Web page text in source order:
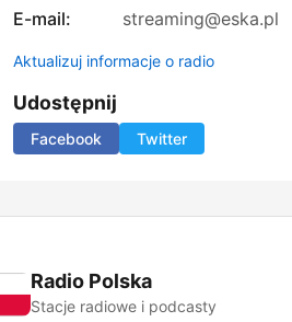
E-mail:
streaming@eska.pl
Aktualizuj informacje o radio
Udostępnij
Facebook Twitter
Radio Polska
Stacje radiowe i podcasty